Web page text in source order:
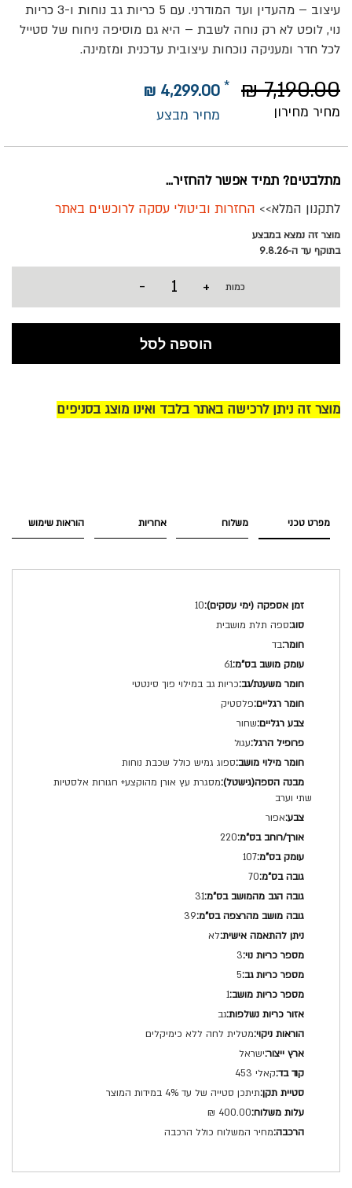
עיצוב – מהעדין ועד המודרני. עם 5 כריות גב נוחות ו-3 כריות
נוי, לופט לא רק נוחה לשבת – היא גם מוסיפה ניחוח של סטייל
לכל חדר ומעניקה נוכחות עיצובית עדכנית ומזמינה.
מחיר מבצע
4,299.00 ₪
מחיר מחירון
7,190.00 ₪
מתלבטים? תמיד אפשר להחזיר...
לתקנון המלא>> החזרות וביטולי עסקה לרוכשים באתר
מוצר זה נמצא במבצע
בתוקף עד ה-9.8.26
כמות +
-
הוספה לסל
מוצר זה ניתן לרכישה באתר בלבד ואינו מוצג בסניפים
מפרט טכני
מפרט
טכני
10
ספה תלת מושבית
בד
61
כריות גב במילוי פוך סינטטי
פלסטיק
שחור
עגול
ספוג גמיש כולל שכבת נוחות
מסגרת עץ אורן מהוקצע+ חגורות אלסטיות
שתי וערב
אפור
220
107
70
31
39
לא
3
5
1
גב
מטלית לחה ללא כימיקלים
ישראל
קאלי 453
תיתכן סטייה של עד 4% במידות המוצר
400.00 ₪
מחיר המשלוח כולל הרכבה
משלוח אחריות הוראות שימוש